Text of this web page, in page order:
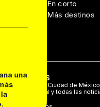
una
En corto
Más destinos
NOSOTROS
qué hacer en la Ciudad de
cartelera teatral y todas las